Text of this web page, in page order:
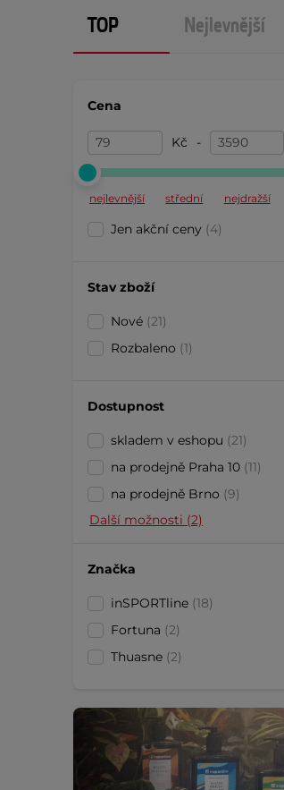
TOP Nejlevnější
Cena
Kč -
nejlevnější střední nejdražší
Jen akční ceny (4)
Stav zboží
Nové (21)
Rozbaleno (1)
Dostupnost
skladem v eshopu (21)
na prodejně Praha 10 (11)
na prodejně Brno (9)
Další možnosti (2)
Značka
inSPORTline (18)
Fortuna (2)
Thuasne (2)